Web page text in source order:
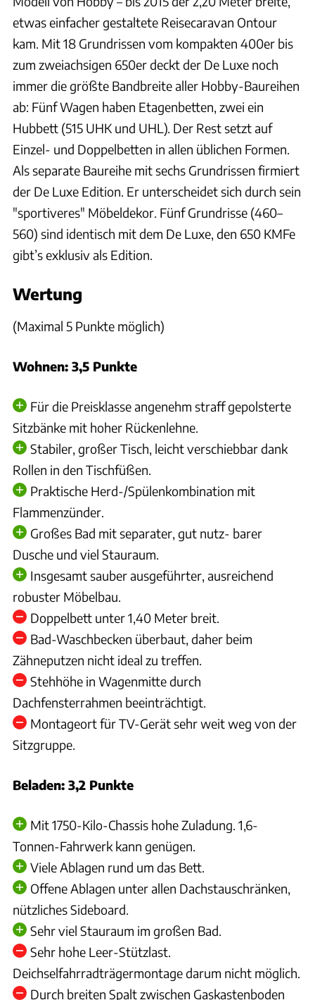
etwas einfacher gestaltete Reisecaravan Ontour
kam. Mit 18 Grundrissen vom kompakten 400er bis
zum zweiachsigen 650er deckt der De Luxe noch
immer die größte Bandbreite aller Hobby-Baureihen
ab: Fünf Wagen haben Etagenbetten, zwei ein
Hubbett (515 UHK und UHL). Der Rest setzt auf
Einzel- und Doppelbetten in allen üblichen Formen.
Als separate Baureihe mit sechs Grundrissen firmiert
der De Luxe Edition. Er unterscheidet sich durch sein
"sportiveres" Möbeldekor. Fünf Grundrisse (460–
560) sind identisch mit dem De Luxe, den 650 KMFe
gibt’s exklusiv als Edition.
Wertung
(Maximal 5 Punkte möglich)
Wohnen: 3,5 Punkte
Für die Preisklasse angenehm straff gepolsterte
Sitzbänke mit hoher Rückenlehne.
Stabiler, großer Tisch, leicht verschiebbar dank
Rollen in den Tischfüßen.
Praktische Herd-/Spülenkombination mit
Flammenzünder.
Großes Bad mit separater, gut nutz- barer
Dusche und viel Stauraum.
Insgesamt sauber ausgeführter, ausreichend
robuster Möbelbau.
Doppelbett unter 1,40 Meter breit.
Bad-Waschbecken überbaut, daher beim
Zähneputzen nicht ideal zu treffen.
Stehhöhe in Wagenmitte durch
Dachfensterrahmen beeinträchtigt.
Montageort für TV-Gerät sehr weit weg von der
Sitzgruppe.
Beladen: 3,2 Punkte
Mit 1750-Kilo-Chassis hohe Zuladung. 1,6-
Tonnen-Fahrwerk kann genügen.
Viele Ablagen rund um das Bett.
Offene Ablagen unter allen Dachstauschränken,
nützliches Sideboard.
Sehr viel Stauraum im großen Bad.
Sehr hohe Leer-Stützlast.
Deichselfahrradträgermontage darum nicht möglich.
Durch breiten Spalt zwischen Gaskastenboden